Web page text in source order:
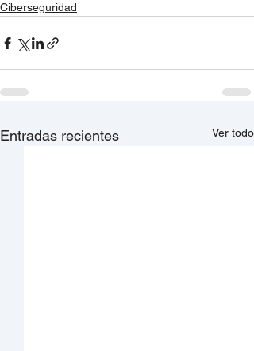
Ciberseguridad
Entradas recientes Ver todo